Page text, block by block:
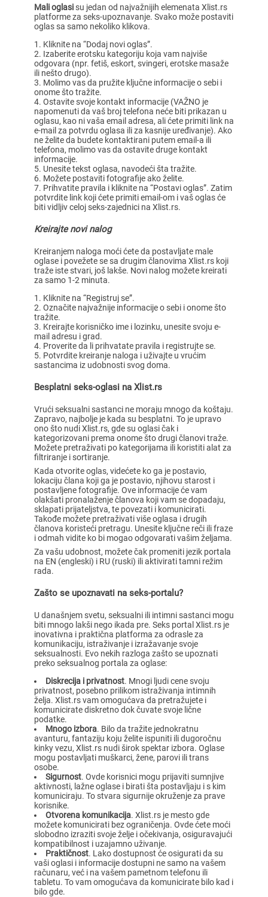
Mali oglasisu jedan od najvažnijih elemenata Xlist.rs
platforme za seks-upoznavanje. Svako može postaviti
oglas sa samo nekoliko klikova.
Kliknite na “Dodaj novi oglas”.
Izaberite erotsku kategoriju koja vam najviše
odgovara (npr. fetiš, eskort, svingeri, erotske masaže
ili nešto drugo).
Molimo vas da pružite ključne informacije o sebi i
onome što tražite.
Ostavite svoje kontakt informacije (VAŽNO je
napomenuti da vaš broj telefona neće biti prikazan u
oglasu, kao ni vaša email adresa, ali ćete primiti link na
e-mail za potvrdu oglasa ili za kasnije uređivanje). Ako
ne želite da budete kontaktirani putem email-a ili
telefona, molimo vas da ostavite druge kontakt
informacije.
Unesite tekst oglasa, navodeći šta tražite.
Možete postaviti fotografije ako želite.
Prihvatite pravila i kliknite na “Postavi oglas”. Zatim
potvrdite link koji ćete primiti email-om i vaš oglas će
biti vidljiv celoj seks-zajednici na Xlist.rs.
Kreirajte novi nalog
Kreiranjem naloga moći ćete da postavljate male
oglase i povežete se sa drugim članovima Xlist.rs koji
traže iste stvari, još lakše. Novi nalog možete kreirati
za samo 1-2 minuta.
Kliknite na “Registruj se”.
Označite najvažnije informacije o sebi i onome što
tražite.
Kreirajte korisničko ime i lozinku, unesite svoju e-
mail adresu i grad.
Proverite da li prihvatate pravila i registrujte se.
Potvrdite kreiranje naloga i uživajte u vrućim
sastancima iz udobnosti svog doma.
Besplatni seks-oglasi na Xlist.rs
Vrući seksualni sastanci ne moraju mnogo da koštaju.
Zapravo, najbolje je kada su besplatni. To je upravo
ono što nudi Xlist.rs, gde su oglasi čak i
kategorizovani prema onome što drugi članovi traže.
Možete pretraživati po kategorijama ili koristiti alat za
filtriranje i sortiranje.
Kada otvorite oglas, videćete ko ga je postavio,
lokaciju člana koji ga je postavio, njihovu starost i
postavljene fotografije. Ove informacije će vam
olakšati pronalaženje članova koji vam se dopadaju,
sklapati prijateljstva, te povezati i komunicirati.
Takođe možete pretraživati više oglasa i drugih
članova koristeći pretragu. Unesite ključne reči ili fraze
i odmah vidite ko bi mogao odgovarati vašim željama.
Za vašu udobnost, možete čak promeniti jezik portala
na EN (engleski) i RU (ruski) ili aktivirati tamni režim
rada.
Zašto se upoznavati na seks-portalu?
U današnjem svetu, seksualni ili intimni sastanci mogu
biti mnogo lakši nego ikada pre. Seks portal Xlist.rs je
inovativna i praktična platforma za odrasle za
komunikaciju, istraživanje i izražavanje svoje
seksualnosti. Evo nekih razloga zašto se upoznati
preko seksualnog portala za oglase:
Diskrecija i privatnost. Mnogi ljudi cene svoju
privatnost, posebno prilikom istraživanja intimnih
želja. Xlist.rs vam omogućava da pretražujete i
komunicirate diskretno dok čuvate svoje lične
podatke.
Mnogo izbora. Bilo da tražite jednokratnu
avanturu, fantaziju koju želite ispuniti ili dugoročnu
kinky vezu, Xlist.rs nudi širok spektar izbora. Oglase
mogu postavljati muškarci, žene, parovi ili trans
osobe.
Sigurnost. Ovde korisnici mogu prijaviti sumnjive
aktivnosti, lažne oglase i birati šta postavljaju i s kim
komuniciraju. To stvara sigurnije okruženje za prave
korisnike.
Otvorena komunikacija. Xlist.rs je mesto gde
možete komunicirati bez ograničenja. Ovde ćete moći
slobodno izraziti svoje želje i očekivanja, osiguravajući
kompatibilnost i uzajamno uživanje.
Praktičnost. Lako dostupnost će osigurati da su
vaši oglasi i informacije dostupni ne samo na vašem
računaru, već i na vašem pametnom telefonu ili
tabletu. To vam omogućava da komunicirate bilo kad i
bilo gde.